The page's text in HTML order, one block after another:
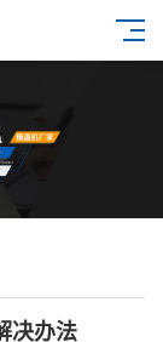
决办法